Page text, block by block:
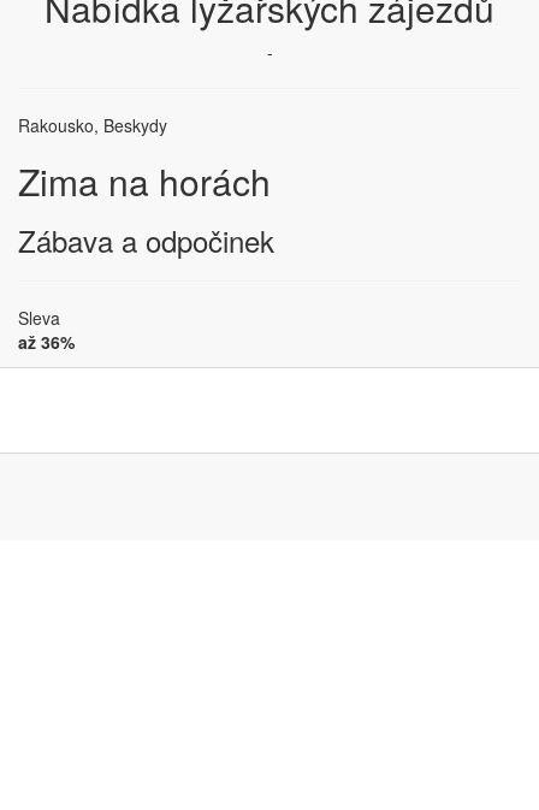
-
Rakousko, Beskydy
Zima na horách
Zábava a odpočinek
Sleva
až 36%